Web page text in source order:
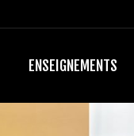
ENSEIGNEMENTS